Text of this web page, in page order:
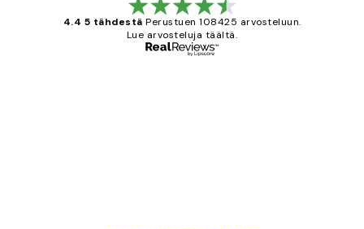
4.4 5 tähdestä Perustuen 108425 arvosteluun.
Lue arvosteluja täältä.